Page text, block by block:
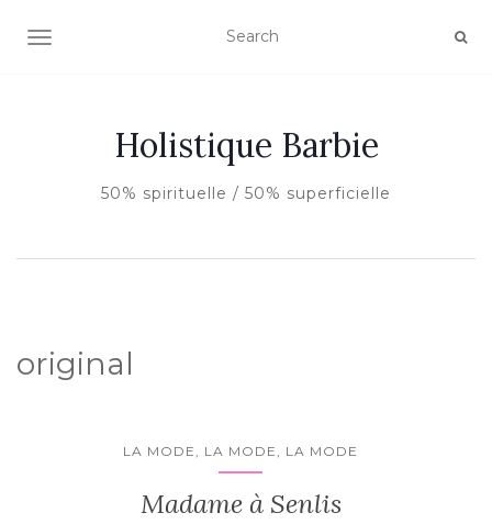
AFFICHER/MASQUER LA NAVIGATION
Holistique Barbie
50% spirituelle / 50% superficielle
original
LA MODE, LA MODE, LA MODE
Madame à Senlis